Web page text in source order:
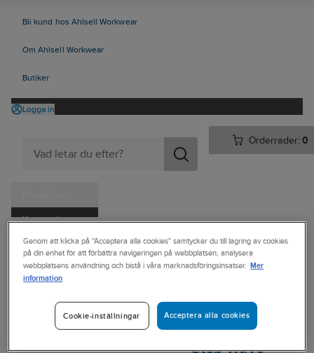
Bli kund hos Ahlsell Workwear
Om Ahlsell Workwear
Butiker
Logga in
Orderrader:0
Kampanjer
Tjänster
Kataloger
Ahlsell Produkter Personligt skydd Skor
Yrkesskor
Yrkesskor, utan skydd
Yrkessko
Skechers Glide
Step Wave
Genom att klicka på "Acceptera alla cookies" samtycker du till lagring av cookies
på din enhet för att förbättra navigeringen på webbplatsen, analysera
webbplatsens användning och bistå i våra marknadsföringsinsatser. Mer
information
Acceptera alla cookies
Cookie-inställningar